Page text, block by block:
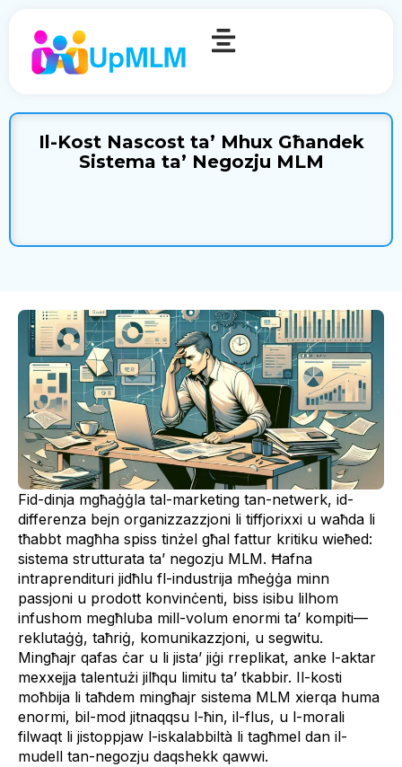
Il-Kost Nascost ta’ Mhux Għandek
Sistema ta’ Negozju MLM
Fid-dinja mgħaġġla tal-marketing tan-netwerk, id-
differenza bejn organizzazzjoni li tiffjorixxi u waħda li
tħabbt magħha spiss tinżel għal fattur kritiku wieħed:
sistema strutturata ta’ negozju MLM. Ħafna
intraprendituri jidħlu fl-industrija mħeġġa minn
passjoni u prodott konvinċenti, biss isibu lilhom
infushom megħluba mill-volum enormi ta’ kompiti—
reklutaġġ, taħriġ, komunikazzjoni, u segwitu.
Mingħajr qafas ċar u li jista’ jiġi rreplikat, anke l-aktar
mexxejja talentużi jilħqu limitu ta’ tkabbir. Il-kosti
moħbija li taħdem mingħajr sistema MLM xierqa huma
enormi, bil-mod jitnaqqsu l-ħin, il-flus, u l-morali
filwaqt li jistoppjaw l-iskalabbiltà li tagħmel dan il-
mudell tan-negozju daqshekk qawwi.